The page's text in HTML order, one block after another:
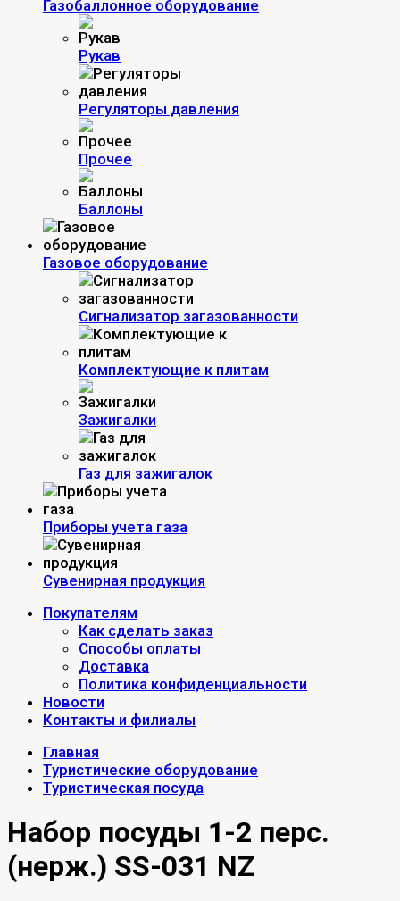
Газобаллонное оборудование
Рукав
Регуляторы давления
Прочее
Баллоны
Газовое оборудование
Сигнализатор загазованности
Комплектующие к плитам
Зажигалки
Газ для зажигалок
Приборы учета газа
Сувенирная продукция
Покупателям
Как сделать заказ
Способы оплаты
Доставка
Политика конфиденциальности
Новости
Контакты и филиалы
Главная
Туристические оборудование
Туристическая посуда
Набор посуды 1-2 перс.
(нерж.) SS-031 NZ